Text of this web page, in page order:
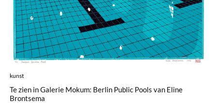
kunst
Te zien in Galerie Mokum: Berlin Public Pools van Eline
Brontsema